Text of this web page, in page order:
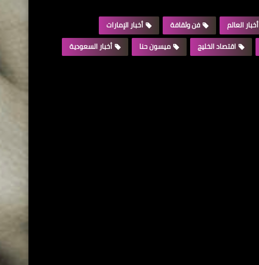
أخبار العالم فن وثقافة
أخبار الإمارات
اقتصاد الخليج ميسون حنا
أخبار السعودية